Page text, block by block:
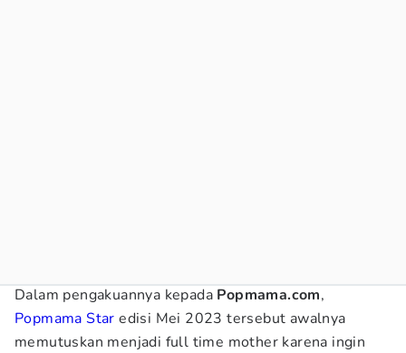
Dalam pengakuannya kepada Popmama.com,
Popmama Star edisi Mei 2023 tersebut awalnya
memutuskan menjadi full time mother karena ingin